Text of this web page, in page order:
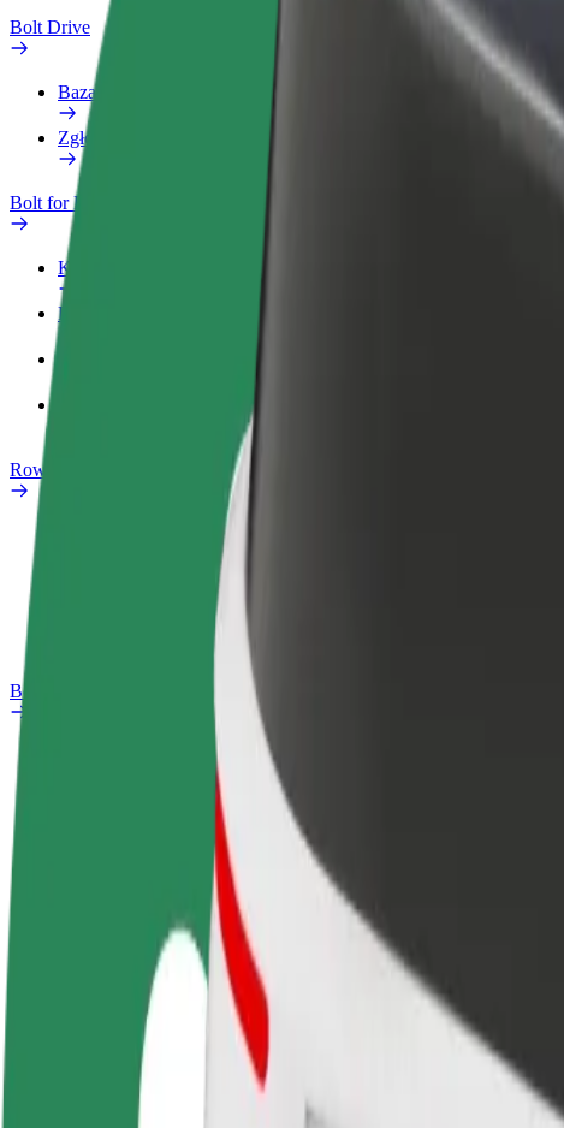
Bolt Drive
Baza wiedzy
Zgłoś pojazd
Bolt for Business
Korzyści
Profil służbowy
Rowery elektryczne
Laboratorium bezpieczeństwa
Bolt Plus
Zostań kierowcą
Zarabiaj na swoich
Zostań dostawcą
Dostarczaj jedzenie i otrzymuj
wypłatę co tydzień
Jak dostać się z Amazon EMA4 do The Fort Shopping
Szukasz najlepszego sposobu na dotarcie z Amazon EMA4 do The